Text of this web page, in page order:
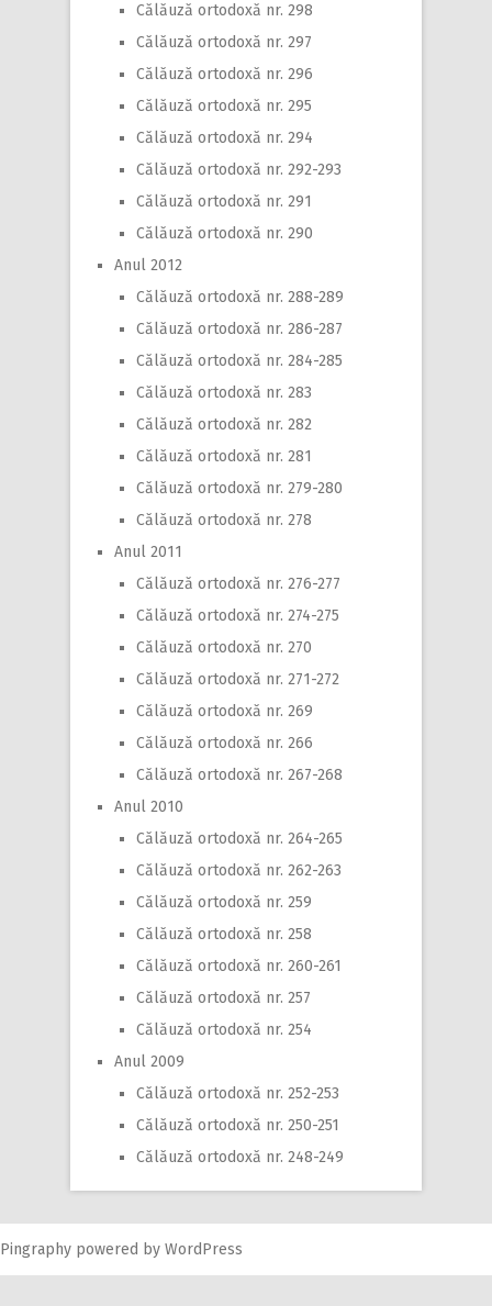
Călăuză ortodoxă nr. 298
Călăuză ortodoxă nr. 297
Călăuză ortodoxă nr. 296
Călăuză ortodoxă nr. 295
Călăuză ortodoxă nr. 294
Călăuză ortodoxă nr. 292-293
Călăuză ortodoxă nr. 291
Călăuză ortodoxă nr. 290
Anul 2012
Călăuză ortodoxă nr. 288-289
Călăuză ortodoxă nr. 286-287
Călăuză ortodoxă nr. 284-285
Călăuză ortodoxă nr. 283
Călăuză ortodoxă nr. 282
Călăuză ortodoxă nr. 281
Călăuză ortodoxă nr. 279-280
Călăuză ortodoxă nr. 278
Anul 2011
Călăuză ortodoxă nr. 276-277
Călăuză ortodoxă nr. 274-275
Călăuză ortodoxă nr. 270
Călăuză ortodoxă nr. 271-272
Călăuză ortodoxă nr. 269
Călăuză ortodoxă nr. 266
Călăuză ortodoxă nr. 267-268
Anul 2010
Călăuză ortodoxă nr. 264-265
Călăuză ortodoxă nr. 262-263
Călăuză ortodoxă nr. 259
Călăuză ortodoxă nr. 258
Călăuză ortodoxă nr. 260-261
Călăuză ortodoxă nr. 257
Călăuză ortodoxă nr. 254
Anul 2009
Călăuză ortodoxă nr. 252-253
Călăuză ortodoxă nr. 250-251
Călăuză ortodoxă nr. 248-249
Pingraphy powered by WordPress